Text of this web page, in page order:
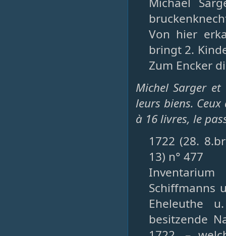
Von hier
bringt 2.
Zum Encker
Michel Sarger et
leurs biens.
à 16 livres, le
1722 (28.
13) n° 477
Schiffmanns
Eheleuthe
besitzende